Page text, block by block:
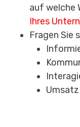
auf welche
Ihres
Fragen Sie